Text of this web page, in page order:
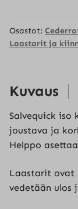
x
21
Osastot:
Laastarit ja
Kuvaus
Salvequick iso
joustava ja
Helppo
Laastarit ovat
vedetään ulos